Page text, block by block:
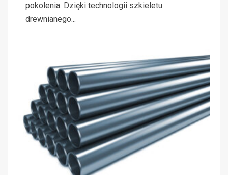
pokolenia. Dzięki technologii szkieletu
drewnianego...